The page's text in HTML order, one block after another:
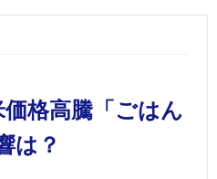
価格高騰「ごはん
は？